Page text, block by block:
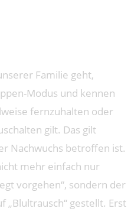
Familie geht,
Modus und kennen
fernzuhalten oder
gilt. Das gilt
Nachwuchs betroffen ist.
mehr einfach nur
vorgehen“, sondern der
„Blultrausch“ gestellt. Erst